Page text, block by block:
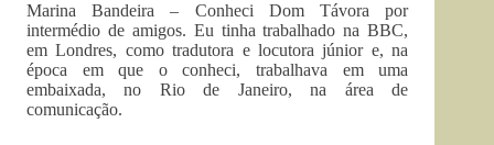
Marina Bandeira – Conheci Dom Távora por
intermédio de amigos. Eu tinha trabalhado na BBC,
em Londres, como tradutora e locutora júnior e, na
época em que o conheci, trabalhava em uma
embaixada, no Rio de Janeiro, na área de
comunicação.